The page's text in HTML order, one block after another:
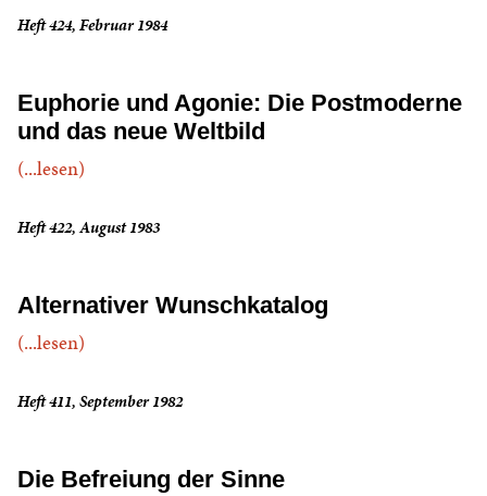
Heft 424, Februar 1984
Euphorie und Agonie: Die Postmoderne
und das neue Weltbild
(...lesen)
Heft 422, August 1983
Alternativer Wunschkatalog
(...lesen)
Heft 411, September 1982
Die Befreiung der Sinne